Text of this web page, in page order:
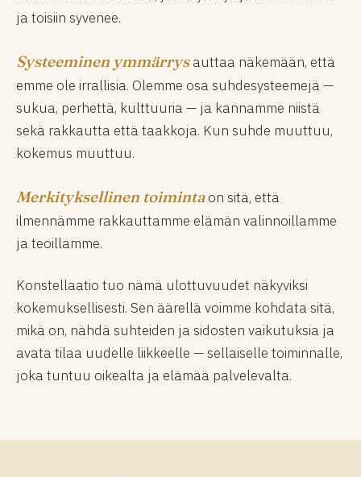
ja toisiin syvenee.
Systeeminen ymmärrysauttaa näkemään, että
emme ole irrallisia. Olemme osa suhdesysteemejä —
sukua, perhettä, kulttuuria — ja kannamme niistä
sekä rakkautta että taakkoja. Kun suhde muuttuu,
kokemus muuttuu.
Merkityksellinen toimintaon sitä, että
ilmennämme rakkauttamme elämän valinnoillamme
ja teoillamme.
Konstellaatio tuo nämä ulottuvuudet näkyviksi
kokemuksellisesti. Sen äärellä voimme kohdata sitä,
mikä on, nähdä suhteiden ja sidosten vaikutuksia ja
avata tilaa uudelle liikkeelle — sellaiselle toiminnalle,
joka tuntuu oikealta ja elämää palvelevalta.